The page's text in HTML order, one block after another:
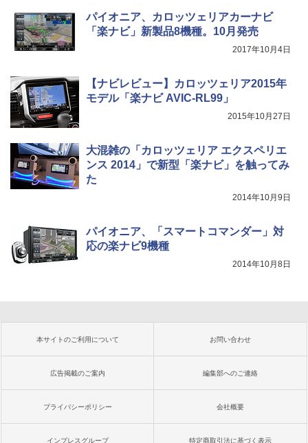
パイオニア、カロッツェリアカーナビ
「楽ナビ」新製品8機種。10月発売
2017年10月4日
【ナビレビュー】カロッツェリア2015年
モデル「楽ナビ AVIC-RL99」
2015年10月27日
大混雑の「カロッツェリア エクスペリエ
ンス 2014」で新型「楽ナビ」を触ってみ
た
2014年10月9日
パイオニア、「スマートコマンダー」対
応の楽ナビ9機種
2014年10月8日
本サイトのご利用について お問い合わせ
広告掲載のご案内 編集部へのご連絡
プライバシーポリシー 会社概要
インプレスグループ 特定商取引法に基づく表示